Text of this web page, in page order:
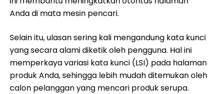
Anda di mata mesin pencari.
Selain itu, ulasan sering kali mengandung kata kunci
yang secara alami diketik oleh pengguna. Hal ini
memperkaya variasi kata kunci (LSI) pada halaman
produk Anda, sehingga lebih mudah ditemukan oleh
calon pelanggan yang mencari produk serupa.